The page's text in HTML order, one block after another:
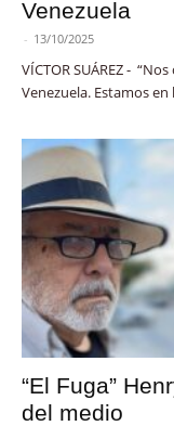
Venezuela
- 13/10/2025
VÍCTOR SUÁREZ -
Venezuela. Estamos
“El Fuga”
del medio